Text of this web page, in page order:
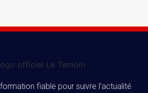
fiable pour suivre l’actualité